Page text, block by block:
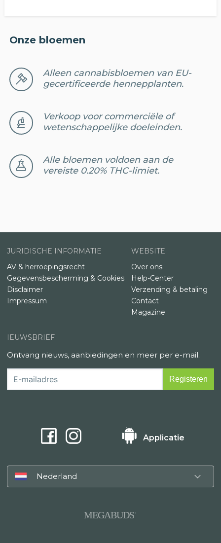
Onze bloemen
Alleen cannabisbloemen van EU-
gecertificeerde hennepplanten.
Verkoop voor commerciële of
wetenschappelijke doeleinden.
Alle bloemen voldoen aan de
vereiste 0.20% THC-limiet.
JURIDISCHE INFORMATIE
AV & herroepingsrecht
Gegevensbescherming & Cookies
Disclaimer
Impressum
WEBSITE
Over ons
Help-Center
Verzending & betaling
Contact
Magazine
IEUWSBRIEF
Ontvang nieuws, aanbiedingen en meer per e-mail.
Applicatie
Nederland
MEGABUDS ®